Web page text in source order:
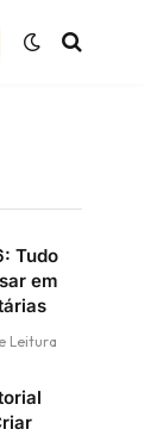
Tudo
em
Leitura